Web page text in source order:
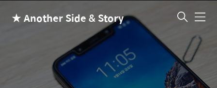
★ Another Side & Story 메